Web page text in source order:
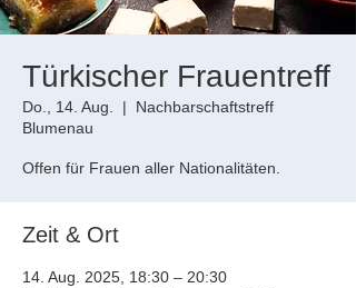
Türkischer Frauentreff
Do., 14. Aug.
  |
Nachbarschaftstreff
Blumenau
Offen für Frauen aller Nationalitäten.
Zeit & Ort
14. Aug. 2025, 18:30 – 20:30